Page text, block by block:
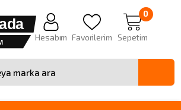
Hesabım Favorilerim
0
Sepetim